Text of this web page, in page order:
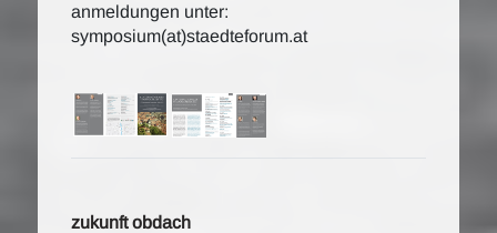
anmeldungen unter:
symposium(at)staedteforum.at
zukunft obdach